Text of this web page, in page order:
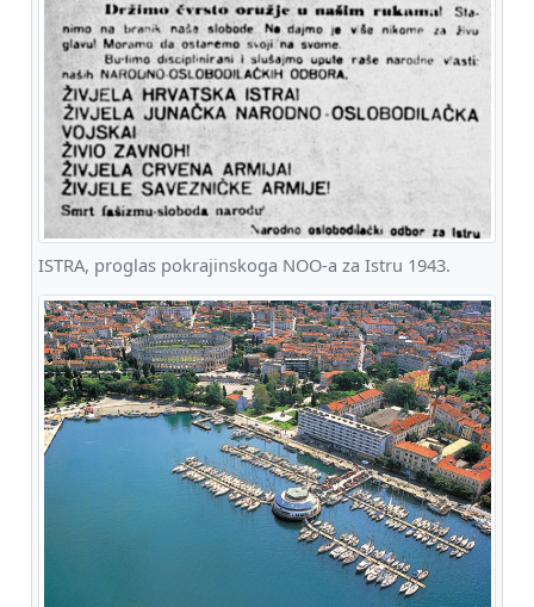
ISTRA, proglas pokrajinskoga NOO-a za Istru 1943.